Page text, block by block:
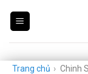
Trang chủ › Chinh